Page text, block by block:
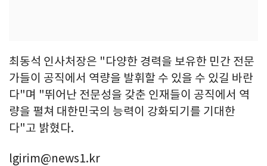
최동석 인사처장은 "다양한 경력을 보유한 민간 전문
가들이 공직에서 역량을 발휘할 수 있을 수 있길 바란
다"며 "뛰어난 전문성을 갖춘 인재들이 공직에서 역
량을 펼쳐 대한민국의 능력이 강화되기를 기대한
다"고 밝혔다.
lgirim@news1.kr